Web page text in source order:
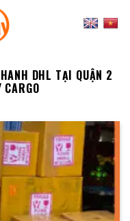
DHL TẠI QUẬN 2